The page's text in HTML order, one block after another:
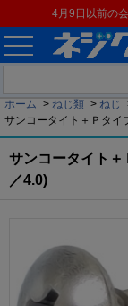
4月9日以前の
ホーム > ねじ類 > ねじ
サンコータイト＋Ｐタ
サンコータイト
／4.0)